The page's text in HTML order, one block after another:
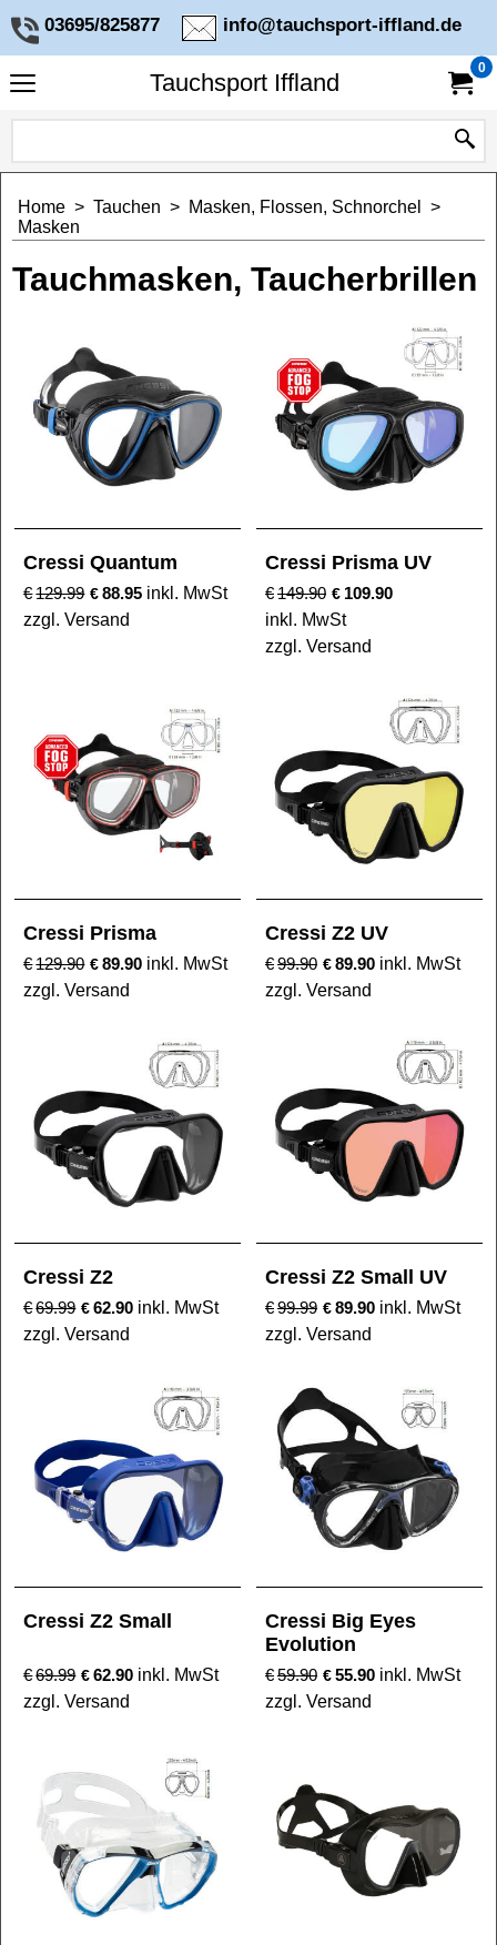
03695/825877 info@tauchsport-iffland.de
Tauchsport Iffland
0
Home > Tauchen > Masken, Flossen, Schnorchel
>
Masken
Tauchmasken, Taucherbrillen
Cressi Quantum
€129.99 € 88.95 inkl. MwSt
zzgl. Versand
Cressi Prisma UV
€149.90 € 109.90
inkl. MwSt
zzgl. Versand
Cressi Prisma
€129.90 € 89.90 inkl. MwSt
zzgl. Versand
Cressi Z2 UV
€99.90 €89.90 inkl. MwSt
zzgl. Versand
Cressi Z2
€69.99 € 62.90 inkl. MwSt
zzgl. Versand
Cressi Z2 Small UV
€99.99 €89.90 inkl. MwSt
zzgl. Versand
Cressi Z2 Small
€69.99 € 62.90 inkl. MwSt
zzgl. Versand
Cressi Big Eyes
Evolution
€59.90 €55.90 inkl. MwSt
zzgl. Versand